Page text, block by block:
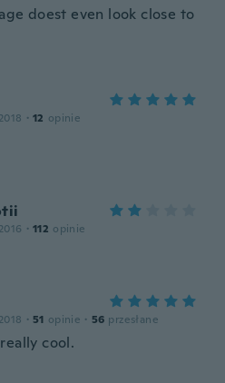
doest even look close to
· 12 opinie
· 112 opinie
· 51 opinie · 56 przesłane
cool.